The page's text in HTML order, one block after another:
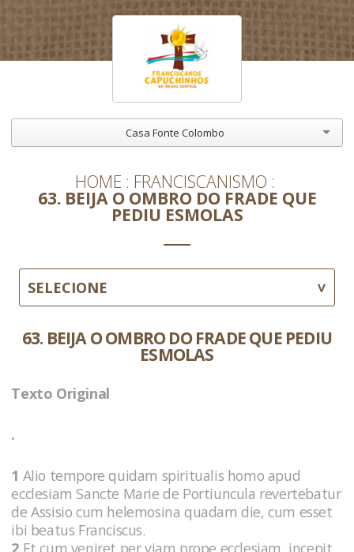
Casa Fonte Colombo
HOME FRANCISCANISMO
63. BEIJA O OMBRO DO FRADE QUE
PEDIU ESMOLAS
SELECIONE
63. BEIJA O OMBRO DO FRADE QUE PEDIU
ESMOLAS
Texto Original
.
1 Alio tempore quidam spiritualis homo apud
ecclesiam Sancte Marie de Portiuncula revertebatur
de Assisio cum helemosina quadam die, cum esset
ibi beatus Franciscus.
2 Et cum veniret per viam prope ecclesiam, incepit